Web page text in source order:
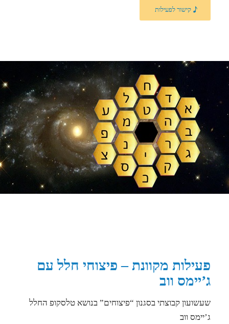
קישור לפעילות
פעילות מקוונת – פיצוחי חלל עם
ג’יימס ווב
שעשועון קבוצתי בסגנון “פיצוחים” בנושא טלסקופ החלל
ג’יימס ווב